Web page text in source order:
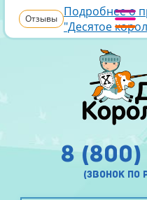
Отзывы Подробнее о
"Десятое
8 (800)
(звонок по